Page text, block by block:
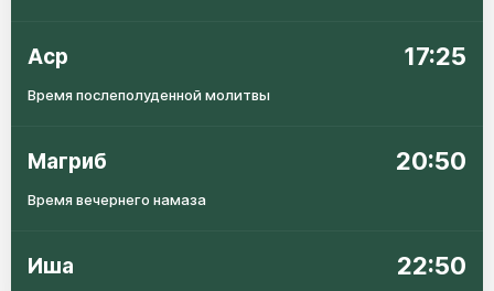
Аср 17:25
Время послеполуденной молитвы
Магриб 20:50
Время вечернего намаза
Иша 22:50